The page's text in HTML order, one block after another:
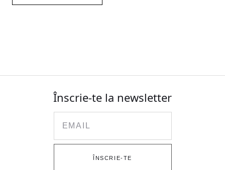
Înscrie-te la newsletter
ÎNSCRIE-TE